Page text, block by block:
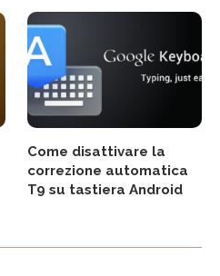
Come disattivare la
correzione automatica
T9 su tastiera Android